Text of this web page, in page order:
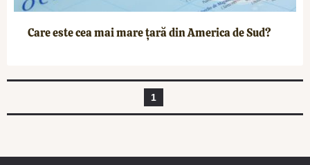
Care este cea mai mare țară din America de Sud?
1